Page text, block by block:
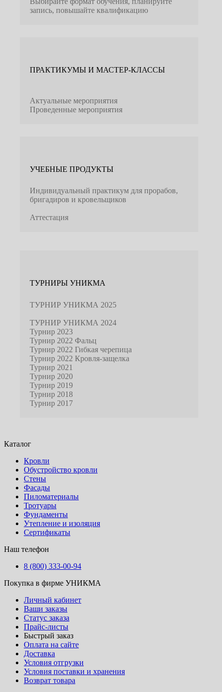
запись, повышайте квалификацию
ПРАКТИКУМЫ И МАСТЕР-КЛАССЫ
Актуальные мероприятия
Проведенные мероприятия
УЧЕБНЫЕ ПРОДУКТЫ
Индивидуальный практикум для прорабов,
бригадиров и кровельщиков
Аттестация
ТУРНИРЫ УНИКМА
ТУРНИР УНИКМА 2025
ТУРНИР УНИКМА 2024
Турнир 2023
Турнир 2022 Фальц
Турнир 2022 Гибкая черепица
Турнир 2022 Кровля-защелка
Турнир 2021
Турнир 2020
Турнир 2019
Турнир 2018
Турнир 2017
Каталог
Кровли
Обустройство кровли
Стены
Фасады
Пиломатериалы
Тротуары
Фундаменты
Утепление и изоляция
Сертификаты
Наш телефон
8 (800) 333-00-94
Покупка в фирме УНИКМА
Личный кабинет
Ваши заказы
Статус заказа
Прайс-листы
Быстрый заказ
Оплата на сайте
Доставка
Условия отгрузки
Условия поставки и хранения
Возврат товара